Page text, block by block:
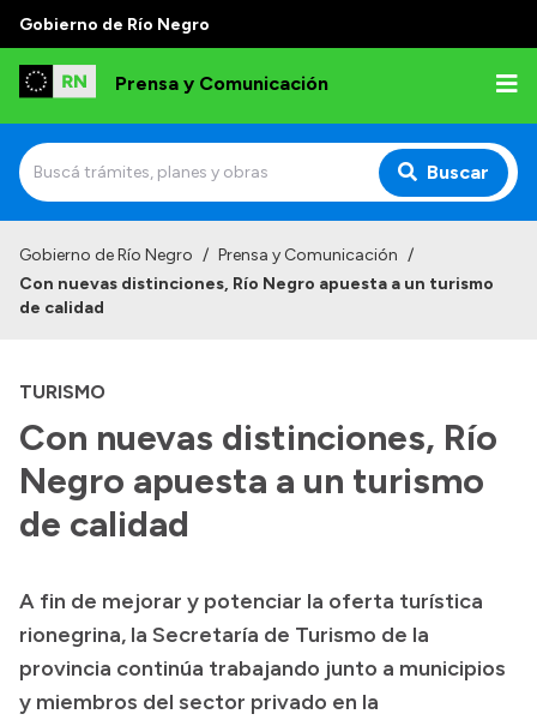
Gobierno de Río Negro
Prensa y Comunicación
Buscar
Institucional
Referentes de prensa
Archivo de noticias
Transparencia
Boletín Oficial
Compras y licitaciones
Consulta de expedientes
Gobierno de Río Negro / Prensa y Comunicación /
Con nuevas distinciones, Río Negro apuesta a un turismo
de calidad
TURISMO
Con nuevas distinciones, Río
Negro apuesta a un turismo
de calidad
A fin de mejorar y potenciar la oferta turística
rionegrina, la Secretaría de Turismo de la
provincia continúa trabajando junto a municipios
y miembros del sector privado en la